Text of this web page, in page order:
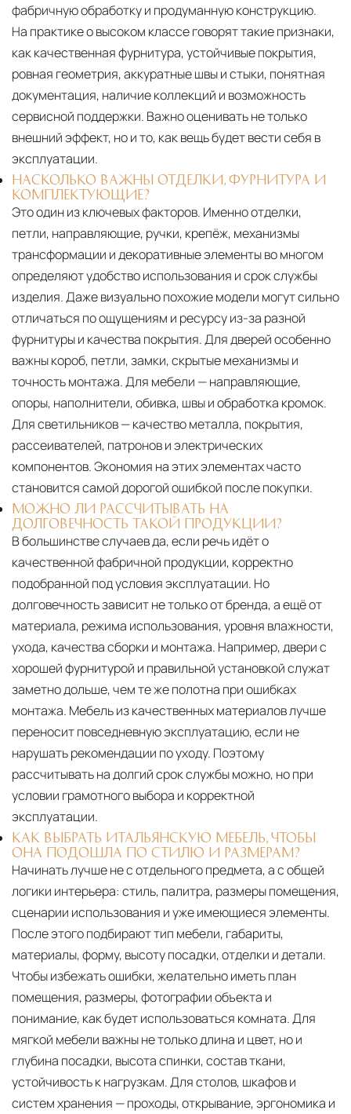
фабричную обработку и продуманную конструкцию.
На практике о высоком классе говорят такие признаки,
как качественная фурнитура, устойчивые покрытия,
ровная геометрия, аккуратные швы и стыки, понятная
документация, наличие коллекций и возможность
сервисной поддержки. Важно оценивать не только
внешний эффект, но и то, как вещь будет вести себя в
эксплуатации.
НАСКОЛЬКО ВАЖНЫ ОТДЕЛКИ, ФУРНИТУРА И
КОМПЛЕКТУЮЩИЕ?
Это один из ключевых факторов. Именно отделки,
петли, направляющие, ручки, крепёж, механизмы
трансформации и декоративные элементы во многом
определяют удобство использования и срок службы
изделия. Даже визуально похожие модели могут сильно
отличаться по ощущениям и ресурсу из-за разной
фурнитуры и качества покрытия. Для дверей особенно
важны короб, петли, замки, скрытые механизмы и
точность монтажа. Для мебели — направляющие,
опоры, наполнители, обивка, швы и обработка кромок.
Для светильников — качество металла, покрытия,
рассеивателей, патронов и электрических
компонентов. Экономия на этих элементах часто
становится самой дорогой ошибкой после покупки.
МОЖНО ЛИ РАССЧИТЫВАТЬ НА
ДОЛГОВЕЧНОСТЬ ТАКОЙ ПРОДУКЦИИ?
В большинстве случаев да, если речь идёт о
качественной фабричной продукции, корректно
подобранной под условия эксплуатации. Но
долговечность зависит не только от бренда, а ещё от
материала, режима использования, уровня влажности,
ухода, качества сборки и монтажа. Например, двери с
хорошей фурнитурой и правильной установкой служат
заметно дольше, чем те же полотна при ошибках
монтажа. Мебель из качественных материалов лучше
переносит повседневную эксплуатацию, если не
нарушать рекомендации по уходу. Поэтому
рассчитывать на долгий срок службы можно, но при
условии грамотного выбора и корректной
эксплуатации.
КАК ВЫБРАТЬ ИТАЛЬЯНСКУЮ МЕБЕЛЬ, ЧТОБЫ
ОНА ПОДОШЛА ПО СТИЛЮ И РАЗМЕРАМ?
Начинать лучше не с отдельного предмета, а с общей
логики интерьера: стиль, палитра, размеры помещения,
сценарии использования и уже имеющиеся элементы.
После этого подбирают тип мебели, габариты,
материалы, форму, высоту посадки, отделки и детали.
Чтобы избежать ошибки, желательно иметь план
помещения, размеры, фотографии объекта и
понимание, как будет использоваться комната. Для
мягкой мебели важны не только длина и цвет, но и
глубина посадки, высота спинки, состав ткани,
устойчивость к нагрузкам. Для столов, шкафов и
систем хранения — проходы, открывание, эргономика и